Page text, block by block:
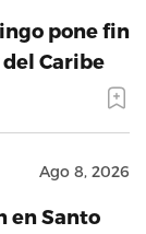
pone fin
Caribe
Ago 8, 2026
en Santo